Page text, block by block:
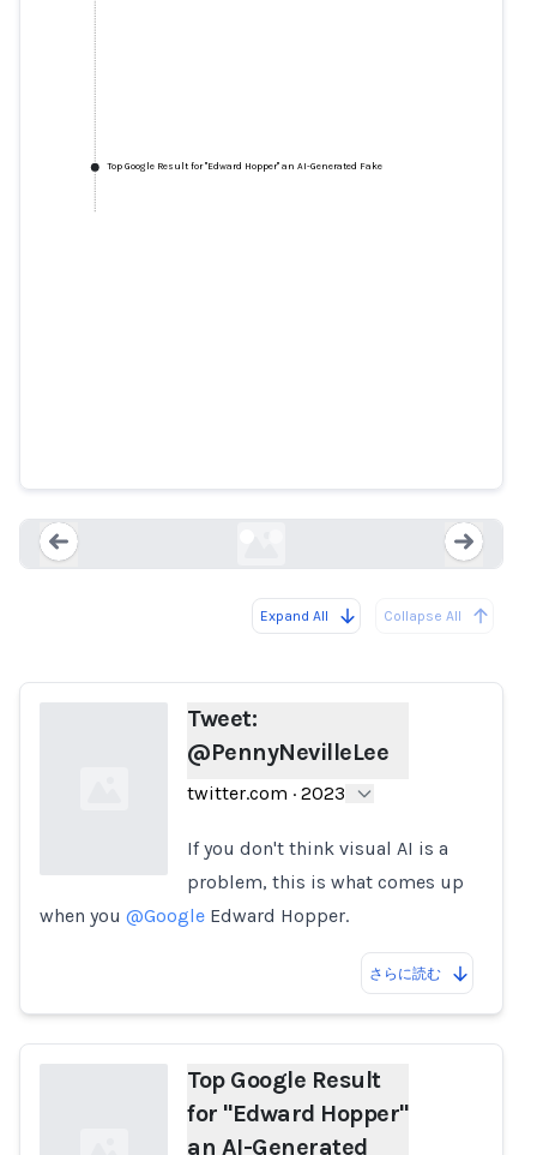
Top Google Result for "Edward Hopper" an AI-Generated Fake
Expand All Collapse All
Loading...
Tweet:
@PennyNevilleLee
twitter.com · 2023
If you don't think visual AI is a
problem, this is what comes up
when you @Google Edward Hopper.
さらに読む
Top Google Result
for "Edward Hopper"
an AI-Generated